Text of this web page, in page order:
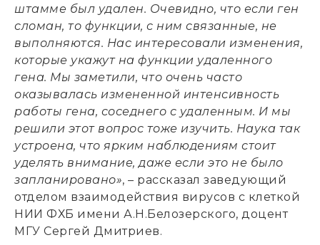
штамме был удален. Очевидно, что если ген
сломан, то функции, с ним связанные, не
выполняются. Нас интересовали изменения,
которые укажут на функции удаленного
гена. Мы заметили, что очень часто
оказывалась измененной интенсивность
работы гена, соседнего с удаленным. И мы
решили этот вопрос тоже изучить. Наука так
устроена, что ярким наблюдениям стоит
уделять внимание, даже если это не было
запланировано», – рассказал заведующий
отделом взаимодействия вирусов с клеткой
НИИ ФХБ имени А.Н.Белозерского, доцент
МГУ Сергей Дмитриев.